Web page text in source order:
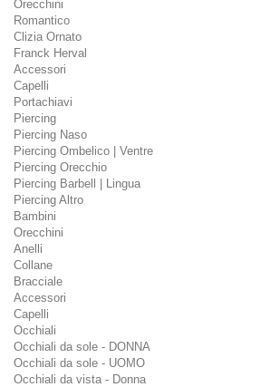
Orecchini
Romantico
Clizia Ornato
Franck Herval
Accessori
Capelli
Portachiavi
Piercing
Piercing Naso
Piercing Ombelico | Ventre
Piercing Orecchio
Piercing Barbell | Lingua
Piercing Altro
Bambini
Orecchini
Anelli
Collane
Bracciale
Accessori
Capelli
Occhiali
Occhiali da sole - DONNA
Occhiali da sole - UOMO
Occhiali da vista - Donna